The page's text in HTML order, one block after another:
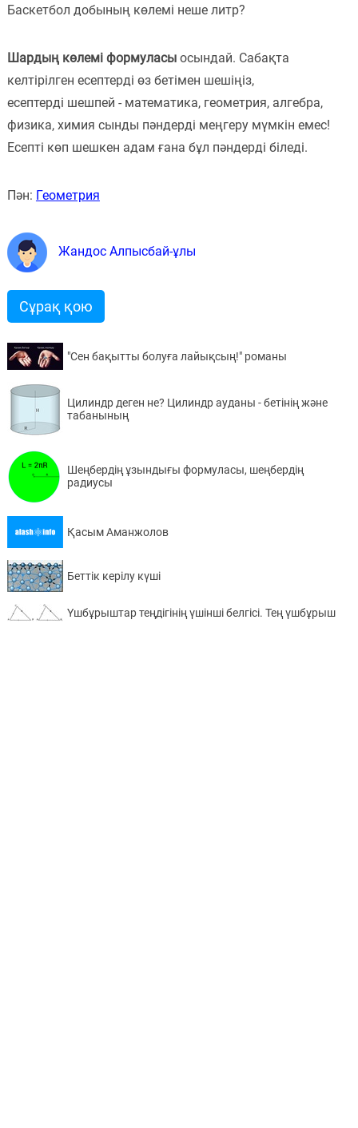
Баскетбол добының көлемі неше литр?
Шардың көлемі формуласыосындай. Сабақта
келтірілген есептерді өз бетімен шешіңіз,
есептерді шешпей - математика, геометрия, алгебра,
физика, химия сынды пәндерді меңгеру мүмкін емес!
Есепті көп шешкен адам ғана бұл пәндерді біледі.
Пән: Геометрия
Жандос Алпысбай-ұлы
Сұрақ қою
"Сен бақытты болуға лайықсың!" романы
Цилиндр деген не? Цилиндр ауданы - бетінің және
табанының
Шеңбердің ұзындығы формуласы, шеңбердің
радиусы
Қасым Аманжолов
Беттік керілу күші
Үшбұрыштар теңдігінің үшінші белгісі. Тең үшбұрыш